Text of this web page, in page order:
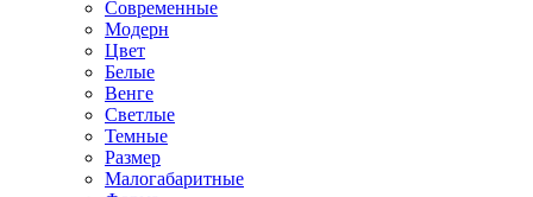
Современные
Модерн
Цвет
Белые
Венге
Светлые
Темные
Размер
Малогабаритные